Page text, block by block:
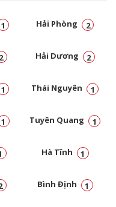
1 Hải Phòng 2
2 Hải Dương 2
1 Thái Nguyên 1
1 Tuyên Quang 1
Hà Tĩnh 1
Bình Định 1